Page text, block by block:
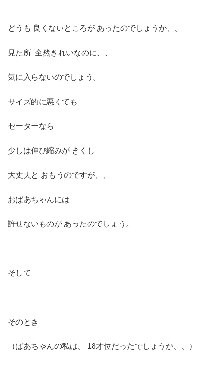
どうも 良くないところが あったのでしょうか、、
見た所 全然きれいなのに、、
気に入らないのでしょう。
サイズ的に悪くても
セーターなら
少しは伸び縮みが きくし
大丈夫と おもうのですが、、
おばあちゃんには
許せないものが あったのでしょう。
そして
そのとき
（ばあちゃんの私は、 18才位だったでしょうか、、）